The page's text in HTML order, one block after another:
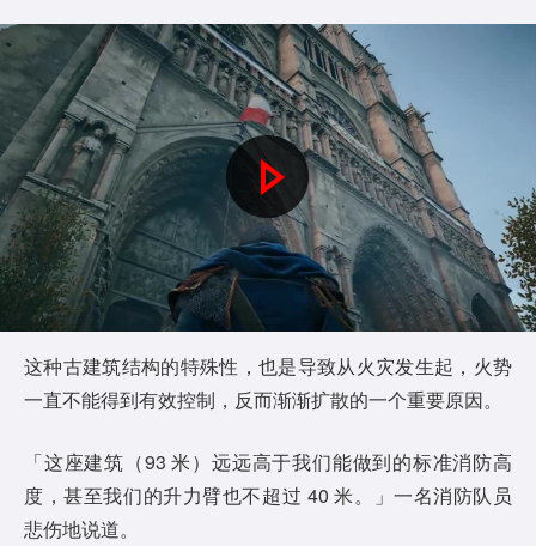
P
l
y
V
i
这种古建筑结构的特殊性，也是导致从火灾发生起，火势
一直不能得到有效控制，反而渐渐扩散的一个重要原因。
「这座建筑（93 米）远远高于我们能做到的标准消防高
度，甚至我们的升力臂也不超过 40 米。」一名消防队员
悲伤地说道。